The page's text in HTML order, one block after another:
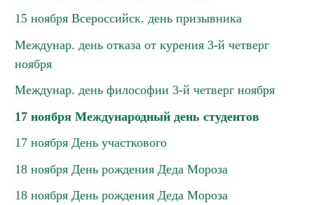
15 ноября Всероссийск. день призывника
Междунар. день отказа от курения 3-й четверг
ноября
Междунар. день философии 3-й четверг ноября
17 ноября Международный день студентов
17 ноября День участкового
18 ноября День рождения Деда Мороза
18 ноября День рождения Деда Мороза